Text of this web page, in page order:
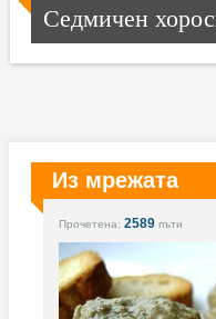
Седмичен
Из мрежата
Прочетена: 2589 пъти